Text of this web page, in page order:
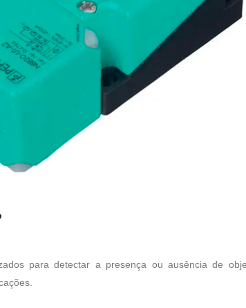
para detectar a presença ou ausência de